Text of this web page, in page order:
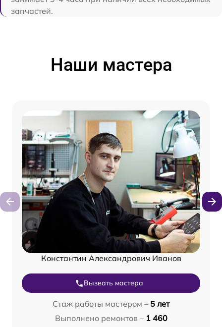
запчастей.
Наши мастера
Константин Александрович Иванов
Вызвать мастера
Стаж работы мастером – 5 лет
Выполнено ремонтов – 1 460